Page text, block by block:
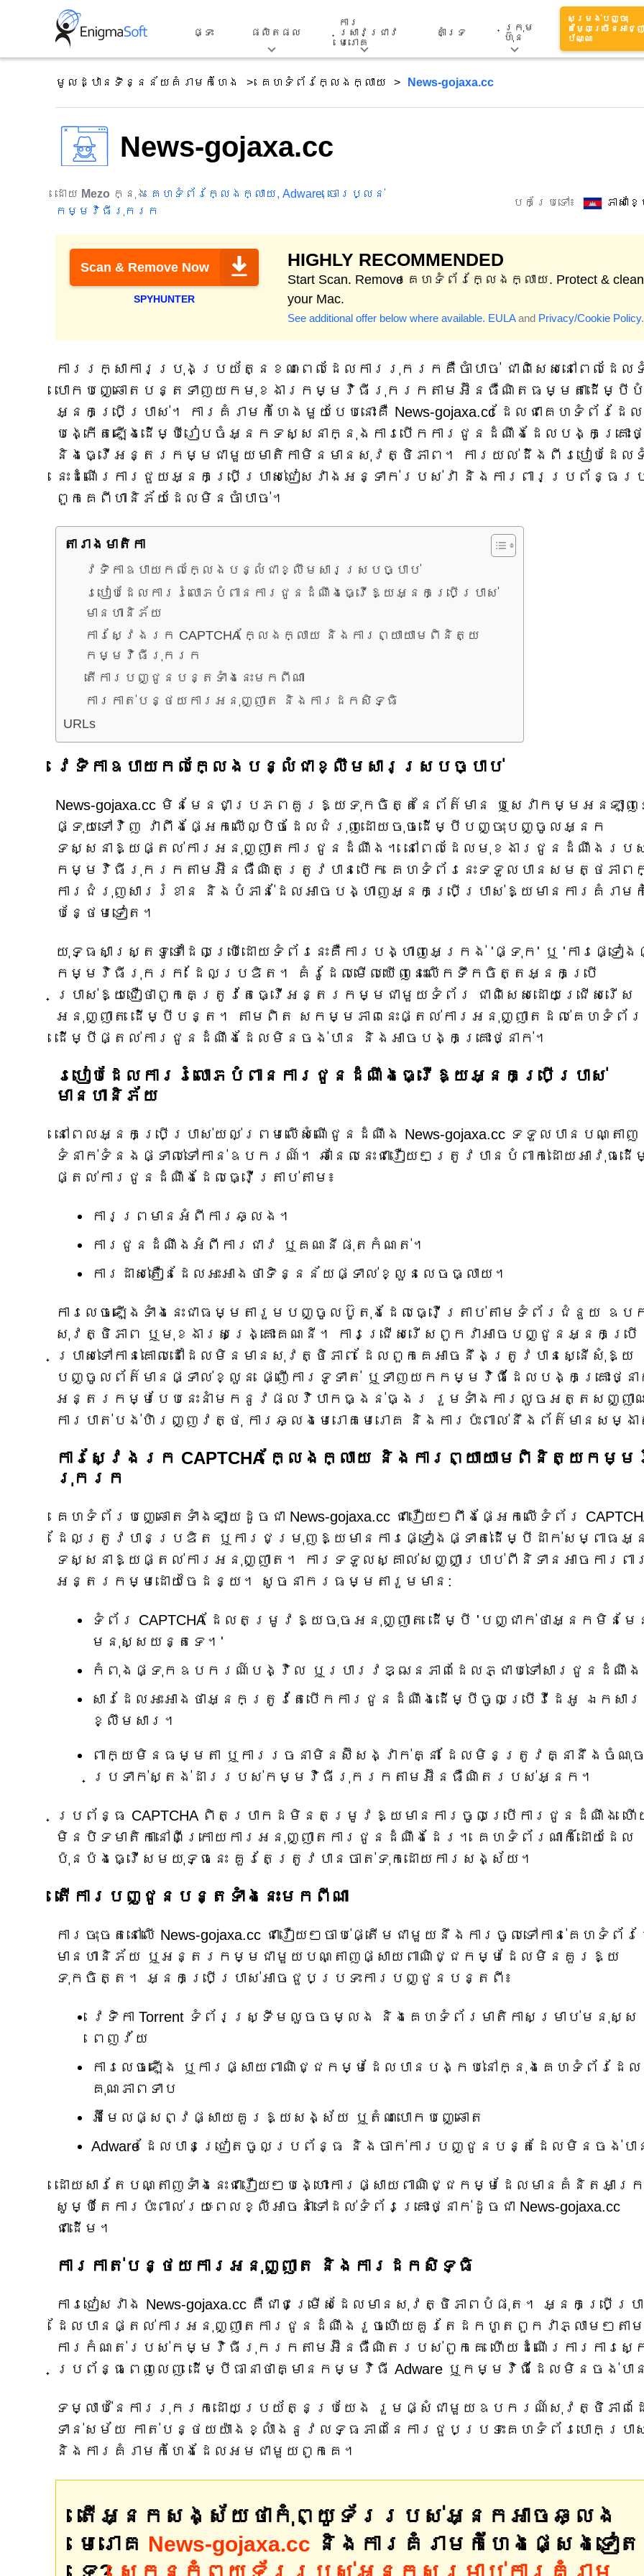
ផ្ទះ ផលិតផល
ការ
ស្រាវជ្រាវ
មេរោគ
គាំទ្រ
ក្រុម
ហ៊ុន
សម្រង់បញ្ចុះ
តម្លៃច្រើនអាជ្ញា
ប័ណ្ណ
មូលដ្ឋានទិន្នន័យគំរាមកំហែង គេហទំព័រក្លែងក្លាយ News-gojaxa.cc
News-gojaxa.cc
ដោយ Mezo ក្នុង គេហទំព័រក្លែងក្លាយ, Adware, ចោរប្លន់
កម្មវិធីរុករក
បកប្រែទៅ៖ ភាសាខ្
Scan & Remove Now
SPYHUNTER
HIGHLY RECOMMENDED
Start Scan. Remove គេហទំព័រក្លែងក្លាយ. Protect & clean
your Mac.
See additional offer below where available. EULAand Privacy/Cookie Policy.
ការរក្សាការប្រុងប្រយ័ត្នខណៈពេលដែលការរុករកគឺចាំបាច់ ជាពិសេសនៅពេលដែល
បោកបញ្ឆោតបន្តទាញយកមុខងារកម្មវិធីរុករកតាមអ៊ីនធឺណិតធម្មតាដើម្បីបំ
អ្នកប្រើប្រាស់។ ការគំរាមកំហែងមួយបែបនោះគឺ News-gojaxa.cc ដែលជាគេហទំព័រដែល
បង្កើតឡើងដើម្បីរៀបចំអ្នកទស្សនាក្នុងការបើកការជូនដំណឹងដែលបង្កគ្រោះថ្
និងធ្វើអន្តរកម្មជាមួយមាតិកាមិនមានសុវត្ថិភាព។ ការយល់ដឹងពីរបៀបដែល
នេះដំណើរការជួយអ្នកប្រើប្រាស់ជៀសវាងអន្ទាក់របស់វា និងការពារប្រព័ន្ធ
ពួកគេពីហានិភ័យដែលមិនចាំបាច់។
តារាង​មាតិកា
វេទិកាឧបាយកលក្លែងបន្លំជាខ្លឹមសារស្របច្បាប់
របៀបដែលការរំលោភបំពានការជូនដំណឹងធ្វើឱ្យអ្នកប្រើប្រាស់
មានហានិភ័យ
ការស្វែងរក CAPTCHA ក្លែងក្លាយ និងការព្យាយាមពិនិត្យ
កម្មវិធីរុករក
តើការបញ្ជូនបន្តទាំងនេះមកពីណា
ការកាត់បន្ថយការអនុញ្ញាត និងការដកសិទ្ធិ
URLs
វេទិកាឧបាយកលក្លែងបន្លំជាខ្លឹមសារស្របច្បាប់
News-gojaxa.cc មិនមែនជាប្រភពគួរឱ្យទុកចិត្តនៃព័ត៌មាន ឬសេវាកម្មអនឡាញទ
ផ្ទុយទៅវិញ វាពឹងផ្អែកលើល្បិចដែលជំរុញដោយចុចដើម្បីបញ្ចុះបញ្ចូលអ្នក
ទស្សនាឱ្យផ្តល់ការអនុញ្ញាតការជូនដំណឹង។ នៅពេលដែលមុខងារជូនដំណឹងរប
កម្មវិធីរុករកតាមអ៊ីនធឺណិតត្រូវបានបើក គេហទំព័រនេះទទួលបានសមត្ថភាព
ការជំរុញសាររំខាន និងបំភាន់ដែលអាចបង្ហាញអ្នកប្រើប្រាស់ឱ្យមានការគំរាម
បន្ថែមទៀត។
យុទ្ធសាស្ត្រទូទៅដែលប្រើដោយទំព័រនេះគឺការបង្ហាញអេក្រង់ 'ផ្ទុក' ឬ 'ការផ្ទៀង
កម្មវិធីរុករក' ដែលប្រឌិត។ គំរូដែលមើលឃើញនេះលើកទឹកចិត្តអ្នកប្រើ
ប្រាស់ឱ្យជឿថាពួកគេត្រូវតែធ្វើអន្តរកម្មជាមួយទំព័រ ជាពិសេសដោយជ្រើសរើស
អនុញ្ញាត ដើម្បីបន្ត។ តាមពិត សកម្មភាពនេះផ្តល់ការអនុញ្ញាតដល់គេហទំព័រ
ដើម្បីផ្តល់ការជូនដំណឹងដែលមិនចង់បាន និងអាចបង្កគ្រោះថ្នាក់។
របៀបដែលការរំលោភបំពានការជូនដំណឹងធ្វើឱ្យអ្នកប្រើប្រាស់
មានហានិភ័យ
នៅពេលអ្នកប្រើប្រាស់យល់ព្រមលើសំណើជូនដំណឹង News-gojaxa.cc ទទួលបានបណ្តាញ
ទំនាក់ទំនងផ្ទាល់ទៅកាន់ឧបករណ៍។ ឆានែលនេះជារឿយៗត្រូវបានបំពាក់ដោយអាវុធដើ
ផ្តល់ការជូនដំណឹងដែលធ្វើត្រាប់តាម៖
ការព្រមានអំពីការឆ្លង។
ការជូនដំណឹងអំពីការជាវ ឬគណនីផុតកំណត់។
ការដាស់តឿនដែលអះអាងថាទិន្នន័យផ្ទាល់ខ្លួនលេចធ្លាយ។
ការលេចឡើងទាំងនេះជាធម្មតារួមបញ្ចូលប៊ូតុងដែលធ្វើត្រាប់តាមទំព័រជំនួយ ឧ
សុវត្ថិភាព ឬមុខងារសង្គ្រោះគណនី។ ការជ្រើសរើសពួកវាអាចបញ្ជូនអ្នកប្រើ
ប្រាស់ទៅកាន់គោលដៅដែលមិនមានសុវត្ថិភាព ដែលពួកគេអាចនឹងត្រូវបានស្នើសុំឱ្យ
បញ្ចូលព័ត៌មានផ្ទាល់ខ្លួន ផ្ញើការទូទាត់ ឬទាញយកកម្មវិធីដែលបង្កគ្រោះថ្នា
អន្តរកម្មបែបនេះនាំមកនូវផលវិបាកធ្ងន់ធ្ងរ រួមទាំងការលួចអត្តសញ្ញា
ការបាត់បង់ហិរញ្ញវត្ថុ ការឆ្លងមេរោគមេរោគ និងការប៉ះពាល់នឹងព័ត៌មានសម្ងា
ការស្វែងរក CAPTCHA ក្លែងក្លាយ និងការព្យាយាមពិនិត្យកម្
រុករក
គេហទំព័របញ្ឆោតទាំងឡាយដូចជា News-gojaxa.cc ជារឿយៗពឹងផ្អែកលើទំព័រ
ដែលត្រូវបានប្រឌិត ឬការជម្រុញឱ្យមានការផ្ទៀងផ្ទាត់ដើម្បីដាក់សម្ពាធអ្
ទស្សនាឱ្យផ្តល់ការអនុញ្ញាត។ ការទទួលស្គាល់សញ្ញាប្រាប់ពីនិទានអាចការពារ
អន្តរកម្មដោយចៃដន្យ។ សូចនាករធម្មតារួមមាន:
ទំព័រ CAPTCHA ដែលតម្រូវឱ្យចុចអនុញ្ញាត ដើម្បី 'បញ្ជាក់ថាអ្នកមិនមែ
មនុស្សយន្តទេ។'
កំពុងផ្ទុកឧបករណ៍បង្វិល ឬរបារវឌ្ឍនភាពដែលភ្ជាប់ទៅសារជូនដំណឹង
សារដែលអះអាងថាអ្នកត្រូវតែបើកការជូនដំណឹងដើម្បីចូលប្រើវីដេអូ ឯកសា
ខ្លឹមសារ។
ពាក្យមិនធម្មតា ឬការរចនាមិនស៊ីសង្វាក់គ្នា ដែលមិនត្រូវគ្នានឹងចំណុច
ប្រទាក់ស្តង់ដាររបស់កម្មវិធីរុករកតាមអ៊ីនធឺណិតរបស់អ្នក។
ប្រព័ន្ធ CAPTCHA ពិតប្រាកដមិនតម្រូវឱ្យមានការចូលប្រើការជូនដំណឹង ហើ
មិនបិទមាតិកានៅពីក្រោយការអនុញ្ញាតការជូនដំណឹងដែរ។ គេហទំព័រណាក៏ដោយដែល
ប៉ុនប៉ងធ្វើសមយុទ្ធនេះ គួរតែត្រូវបានចាត់ទុកដោយការសង្ស័យ។
តើការបញ្ជូនបន្តទាំងនេះមកពីណា
ការចុះចតនៅលើ News-gojaxa.cc ជារឿយៗចាប់ផ្តើមជាមួយនឹងការចូលទៅកាន់គេហទំព័រ
មានហានិភ័យ ឬអន្តរកម្មជាមួយបណ្តាញផ្សាយពាណិជ្ជកម្មដែលមិនគួរឱ្យ
ទុកចិត្ត។ អ្នកប្រើប្រាស់អាចជួបប្រទះការបញ្ជូនបន្តពី៖
វេទិកា Torrent ទំព័រស្ទ្រីមលួចចម្លង និងគេហទំព័រមាតិកាសម្រាប់មនុស្ស
ពេញវ័យ
ការលេចឡើង ឬការផ្សាយពាណិជ្ជកម្មដែលបានបង្កប់នៅក្នុងគេហទំព័រដែល
គុណភាពទាប
អ៊ីមែលផ្សព្វផ្សាយគួរឱ្យសង្ស័យ ឬតំណបោកបញ្ឆោត
Adware ដែលបានជ្រៀតចូលប្រព័ន្ធ និងចាក់ការបញ្ជូនបន្តដែលមិនចង់បា
ដោយសារតែបណ្តាញទាំងនេះជារឿយៗបង្ហោះការផ្សាយពាណិជ្ជកម្មដែលមានគំនិតអាក្
សូម្បីតែការប៉ះពាល់រយៈពេលខ្លីអាចនាំទៅដល់ទំព័រគ្រោះថ្នាក់ដូចជា News-gojaxa.cc
ជាដើម។
ការកាត់បន្ថយការអនុញ្ញាត និងការដកសិទ្ធិ
ការជៀសវាង News-gojaxa.cc គឺជាជម្រើសដែលមានសុវត្ថិភាពបំផុត។ អ្នកប្រើប្រ
ដែលបានផ្តល់ការអនុញ្ញាតការជូនដំណឹងរួចហើយគួរតែដកហូតពួកវាភ្លាមៗតាម
ការកំណត់របស់កម្មវិធីរុករកតាមអ៊ីនធឺណិតរបស់ពួកគេ ហើយដំណើរការការស្ក
ប្រព័ន្ធពេញលេញ ដើម្បីធានាថាគ្មានកម្មវិធី Adware ឬកម្មវិធីដែលមិនចង់បា
ទម្លាប់នៃការរុករកដោយប្រយ័ត្នប្រយែង រួមផ្សំជាមួយឧបករណ៍សុវត្ថិភាពដ
ទាន់សម័យ កាត់បន្ថយយ៉ាងខ្លាំងនូវលទ្ធភាពនៃការជួបប្រទះគេហទំព័របោកប្រា
និងការគំរាមកំហែងដែលអមជាមួយពួកគេ។
តើអ្នកសង្ស័យថាកុំព្យូទ័ររបស់អ្នកអាចឆ្លង
មេរោគ News-gojaxa.cc និងការគំរាមកំហែងផ្សេងទៀត